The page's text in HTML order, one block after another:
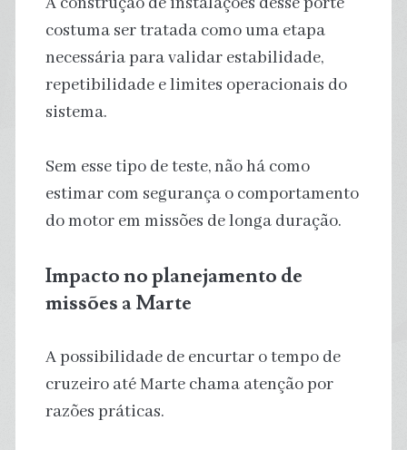
costuma ser tratada como uma etapa
necessária para validar estabilidade,
repetibilidade e limites operacionais do
sistema.
Sem esse tipo de teste, não há como
estimar com segurança o comportamento
do motor em missões de longa duração.
Impacto no planejamento de
missões a Marte
A possibilidade de encurtar o tempo de
cruzeiro até Marte chama atenção por
razões práticas.